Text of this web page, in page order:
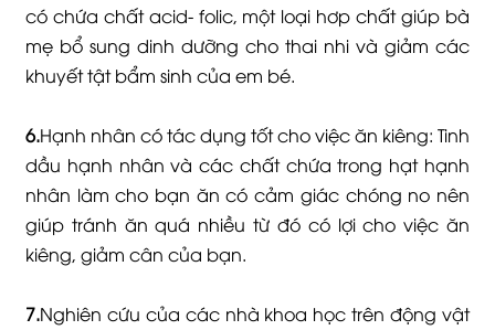
có chứa chất acid- folic, một loại hơp chất giúp bà
mẹ bổ sung dinh dưỡng cho thai nhi và giảm các
khuyết tật bẩm sinh của em bé.
6.Hạnh nhân có tác dụng tốt cho việc ăn kiêng: Tinh
dầu hạnh nhân và các chất chứa trong hạt hạnh
nhân làm cho bạn ăn có cảm giác chóng no nên
giúp tránh ăn quá nhiều từ đó có lợi cho việc ăn
kiêng, giảm cân của bạn.
7.Nghiên cứu của các nhà khoa học trên động vật